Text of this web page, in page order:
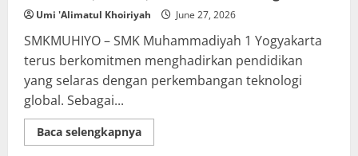
Umi 'Alimatul Khoiriyah June 27, 2026
SMKMUHIYO – SMK Muhammadiyah 1 Yogyakarta
terus berkomitmen menghadirkan pendidikan
yang selaras dengan perkembangan teknologi
global. Sebagai...
Baca selengkapnyaRead
more